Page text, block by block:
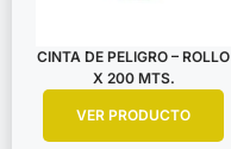
CINTA DE PELIGRO – ROLLO
X 200 MTS.
VER PRODUCTO